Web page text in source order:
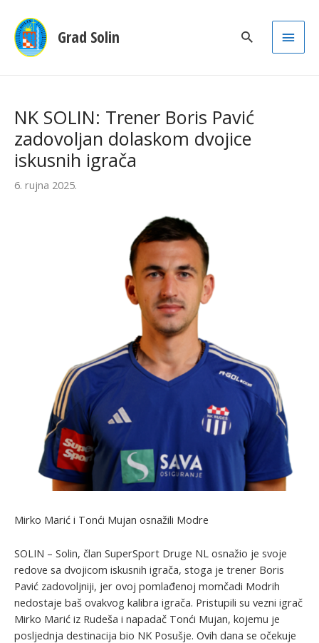
Grad Solin
Main
NK SOLIN: Trener Boris Pavić
zadovoljan dolaskom dvojice
iskusnih igrača
6. rujna 2025.
Mirko Marić i Tonći Mujan osnažili Modre
SOLIN – Solin, član SuperSport Druge NL osnažio je svoje
redove sa dvojicom iskusnih igrača, stoga je trener Boris
Pavić zadovoljniji, jer ovoj pomlađenoj momčadi Modrih
nedostaje baš ovakvog kalibra igrača. Pristupili su vezni igrač
Mirko Marić iz Rudeša i napadač Tonći Mujan, kojemu je
posljednja destinacija bio NK Posušje. Ovih dana se očekuje